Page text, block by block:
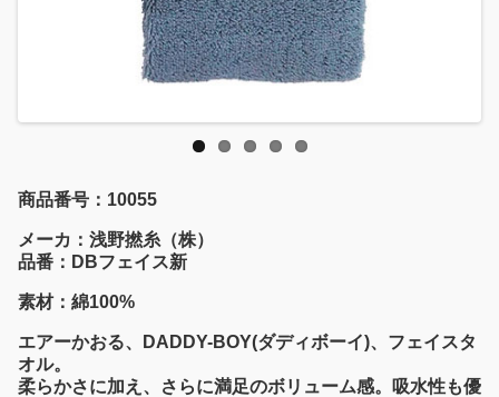
商品番号：10055
メーカ：浅野撚糸（株）
品番：DBフェイス新
素材：綿100%
エアーかおる、DADDY-BOY(ダディボーイ)、フェイスタ
オル。
柔らかさに加え、さらに満足のボリューム感。吸水性も優